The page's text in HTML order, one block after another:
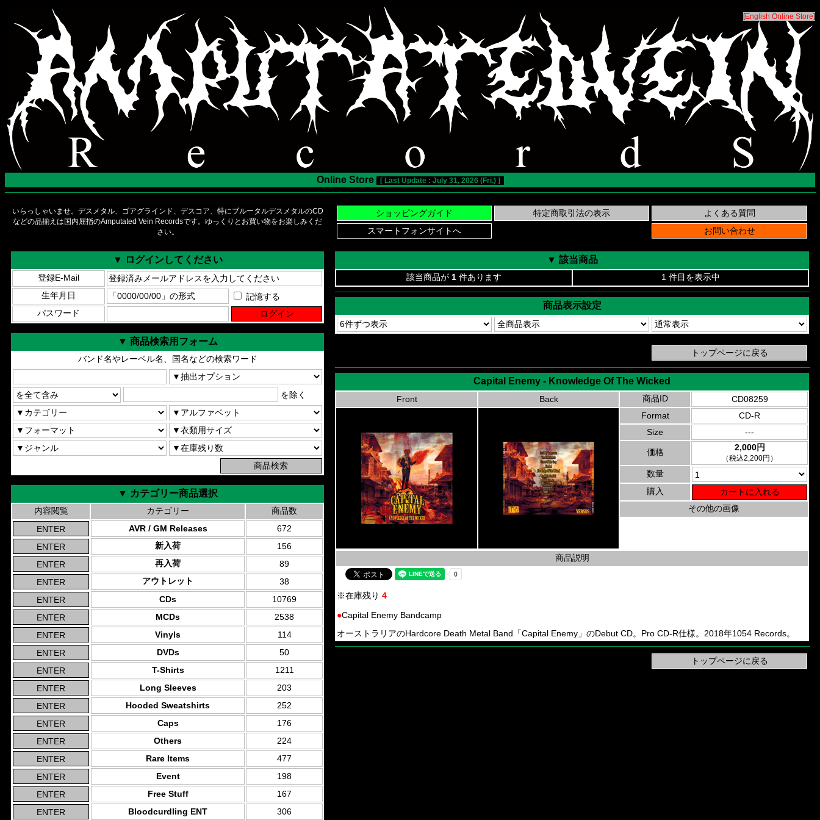
[English Online Store]
Online Store [ Last Update : July 31, 2026 (Fri.) ]
いらっしゃいませ。デスメタル、ゴアグラインド、デスコア、特にブルータルデスメタルのCD
などの品揃えは国内屈指のAmputated Vein Recordsです。ゆっくりとお買い物をお楽しみくだ
さい。
▼ ログインしてください
登録E-Mail
生年月日
記憶する
パスワード
▼ 商品検索用フォーム
バンド名やレーベル名、国名などの検索ワード
を除く
▼ カテゴリー商品選択
内容閲覧 カテゴリー
商品数
AVR / GM Releases
672
新入荷
156
再入荷
89
アウトレット
38
CDs
10769
MCDs
2538
Vinyls
114
DVDs
50
T-Shirts
1211
Long Sleeves
203
Hooded Sweatshirts
252
Caps
176
Others
224
Rare Items
477
Event
198
Free Stuff
167
Bloodcurdling ENT
306
▼ 該当商品
該当商品が 1 件あります 1 件目を表示中
商品表示設定
Capital Enemy - Knowledge Of The Wicked
Front Back 商品ID
CD08259
Format
CD-R
Size
---
価格 2,000円
（税込2,200円）
数量
購入
その他の画像
商品説明
※在庫残り 4
●Capital Enemy Bandcamp
オーストラリアのHardcore Death Metal Band「Capital Enemy」のDebut CD。Pro CD-R仕様。2018年1054 Records。